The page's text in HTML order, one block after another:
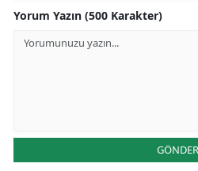
Yorum Yazın (500 Karakter)
GÖNDER